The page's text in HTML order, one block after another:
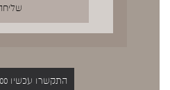
התקשרו עכשיו 052-5535400